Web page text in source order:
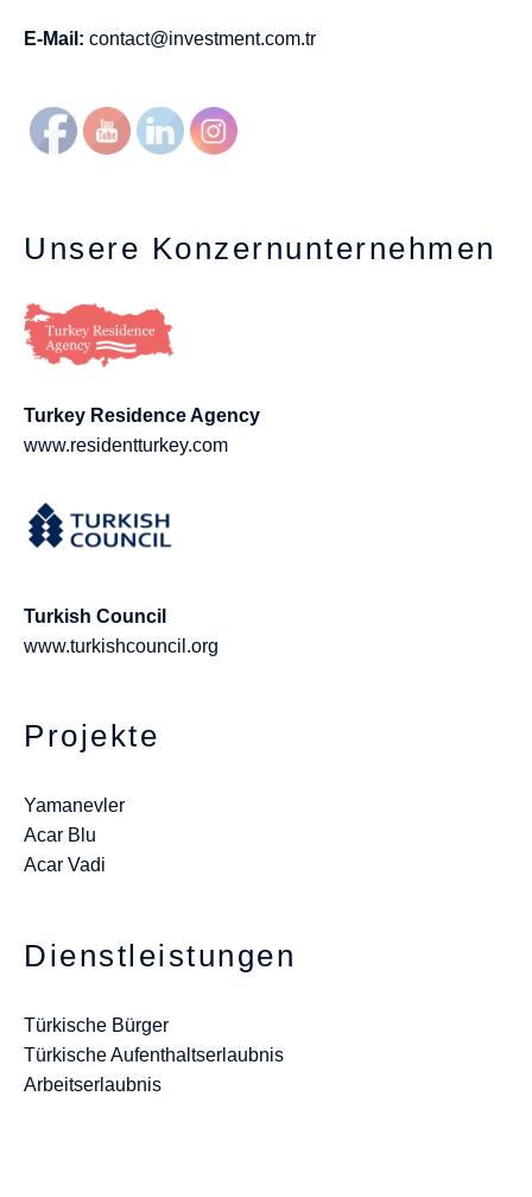
E-Mail: contact@investment.com.tr
Unsere Konzernunternehmen
Turkey Residence Agency
www.residentturkey.com
Turkish Council
www.turkishcouncil.org
Projekte
Yamanevler
Acar Blu
Acar Vadi
Dienstleistungen
Türkische Bürger
Türkische Aufenthaltserlaubnis
Arbeitserlaubnis